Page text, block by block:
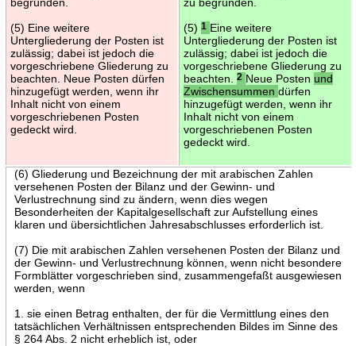
(5) Eine weitere
Untergliederung der Posten ist
zulässig; dabei ist jedoch die
vorgeschriebene Gliederung zu
beachten. Neue Posten dürfen
hinzugefügt werden, wenn ihr
Inhalt nicht von einem
vorgeschriebenen Posten
gedeckt wird.
(5) 1 Eine weitere
Untergliederung der Posten ist
zulässig; dabei ist jedoch die
vorgeschriebene Gliederung zu
beachten.
2 Neue Posten und
Zwischensummen dürfen
hinzugefügt werden, wenn ihr
Inhalt nicht von einem
vorgeschriebenen Posten
gedeckt wird.
(6) Gliederung und Bezeichnung der mit arabischen Zahlen
versehenen Posten der Bilanz und der Gewinn- und
Verlustrechnung sind zu ändern, wenn dies wegen
Besonderheiten der Kapitalgesellschaft zur Aufstellung eines
klaren und übersichtlichen Jahresabschlusses erforderlich ist.
(7) Die mit arabischen Zahlen versehenen Posten der Bilanz und
der Gewinn- und Verlustrechnung können, wenn nicht besondere
Formblätter vorgeschrieben sind, zusammengefaßt ausgewiesen
werden, wenn
1. sie einen Betrag enthalten, der für die Vermittlung eines den
tatsächlichen Verhältnissen entsprechenden Bildes im Sinne des
§ 264 Abs. 2 nicht erheblich ist, oder